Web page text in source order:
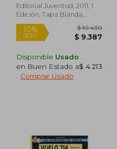
5%
dcto. $ 28.241
Editorial Juventud, 2011, 1
Edición, Tapa Blanda,
Nuevo
Disponible Usado
en Buen Estado a$ 4.213
Comprar Usado